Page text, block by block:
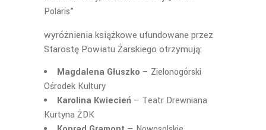
Polaris”
wyróżnienia książkowe ufundowane przez
Starostę Powiatu Żarskiego otrzymują:
Magdalena Głuszko – Zielonogórski
Ośrodek Kultury
Karolina Kwiecień – Teatr Drewniana
Kurtyna ŻDK